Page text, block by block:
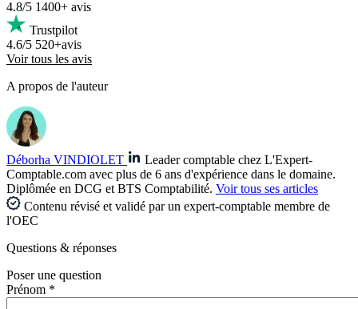
4.8/5 1400+ avis
Trustpilot
4.6/5 520+avis
Voir tous les avis
A propos de l'auteur
Déborha VINDIOLET
Leader comptable chez L'Expert-
Comptable.com avec plus de 6 ans d'expérience dans le domaine.
Diplômée en DCG et BTS Comptabilité. Voir tous ses articles
Contenu révisé et validé par un expert-comptable membre de
l'OEC
Questions & réponses
Poser une question
Prénom *